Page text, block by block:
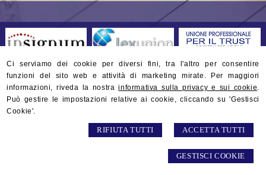
Ci serviamo dei cookie per diversi fini, tra l'altro per consentire
funzioni del sito web e attività di marketing mirate. Per maggiori
informazioni, riveda la nostrainformativa sulla privacy e sui cookie.
Può gestire le impostazioni relative ai cookie, cliccando su 'Gestisci
Cookie'.
ACCETTA TUTTI
RIFIUTA TUTTI
GESTISCI COOKIE
Via Milite Ignoto, 5 -
© 2026 Copyright Studio Notarile Elpidio VALENTINO. Tutti i diritti
riservati | P.IVA 01132290097 |Sitemap-Privacy-Gestisci Cookie-